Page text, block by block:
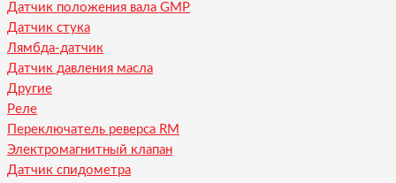
Датчик положения вала GMP
Датчик стука
Лямбда-датчик
Датчик давления масла
Другие
Реле
Переключатель реверса RM
Электромагнитный клапан
Датчик спидометра